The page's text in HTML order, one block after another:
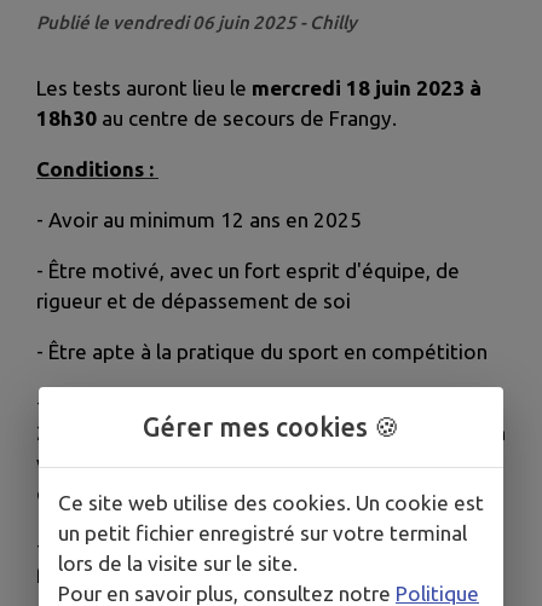
Publié le vendredi 06 juin 2025 - Chilly
Les tests auront lieu le mercredi 18 juin 2023 à
18h30 au centre de secours de Frangy.
Conditions :
- Avoir au minimum 12 ans en 2025
- Être motivé, avec un fort esprit d'équipe, de
rigueur et de dépassement de soi
- Être apte à la pratique du sport en compétition
- Être disponible tous les vendredis soir de 19h à
21h et lors des événements sportifs, formatifs (en
week-ends ou vacances scolaires) et
commémoratifs (8mai, 11 novembre)
- Être prêt à s'engager sur plusieurs années pour
faire un cycle complet de formation (3 à 5 ans)
Gérer mes cookies 🍪
Ce site web utilise des cookies. Un cookie est
un petit fichier enregistré sur votre terminal
lors de la visite sur le site.
Pour en savoir plus, consultez notre Politique